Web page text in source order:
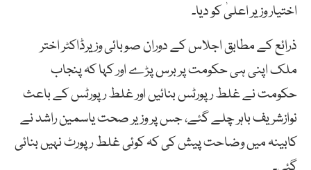
اختیار وزیر اعلیٰ کو دیا۔
ذرائع کے مطابق اجلاس کے دوران صوبائی وزیرڈاکٹر اختر
ملک اپنی ہی حکومت پر برس پڑے اور کہا کہ پنجاب
حکومت نے غلط رپورٹس بنائیں اور غلط رپورٹس کے باعث
نوازشریف باہر چلے گئے، جس پر وزیر صحت یاسمین راشد نے
کابینہ میں وضاحت پیش کی کہ کوئی غلط رپورٹ نہیں بنائی